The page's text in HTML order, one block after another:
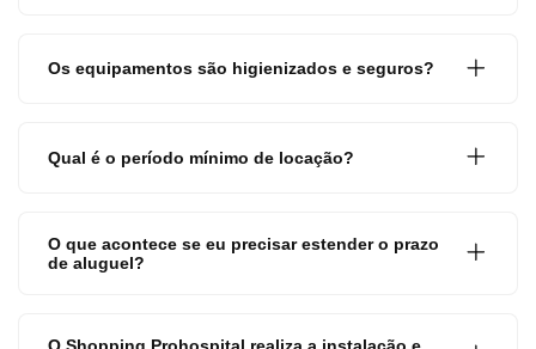
Os equipamentos são higienizados e seguros?
Qual é o período mínimo de locação?
O que acontece se eu precisar estender o prazo
de aluguel?
O Shopping Prohospital realiza a instalação e